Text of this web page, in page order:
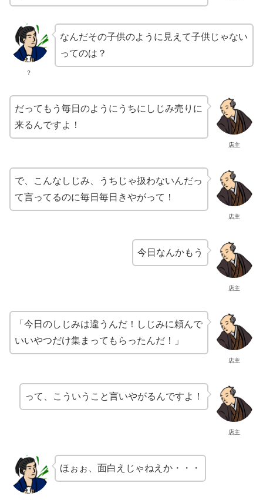
？
なんだその子供のように見えて子供じゃない
ってのは？
店主
だってもう毎日のようにうちにしじみ売りに
来るんですよ！
店主
で、こんなしじみ、うちじゃ扱わないんだっ
て言ってるのに毎日毎日きやがって！
店主
今日なんかもう
店主
「今日のしじみは違うんだ！しじみに頼んで
いいやつだけ集まってもらったんだ！」
店主
って、こういうこと言いやがるんですよ！
ほぉぉ、面白えじゃねえか・・・